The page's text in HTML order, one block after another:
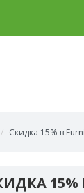
Скидка 15% в
15%